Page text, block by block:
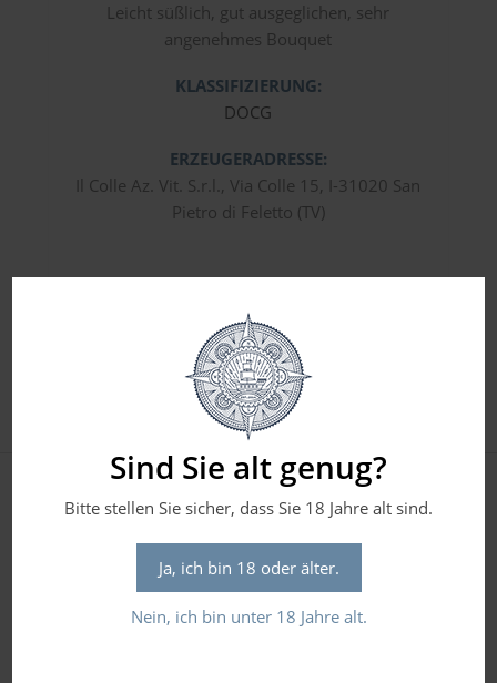
Sind Sie alt genug?
Bitte stellen Sie sicher, dass Sie 18 Jahre alt sind.
Ja, ich bin 18 oder älter.
Nein, ich bin unter 18 Jahre alt.
Leicht süßlich, gut ausgeglichen, sehr
angenehmes Bouquet
KLASSIFIZIERUNG:
DOCG
ERZEUGERADRESSE:
Il Colle Az. Vit. S.r.l., Via Colle 15, I-31020 San
Pietro di Feletto (TV)
Passt gut zu